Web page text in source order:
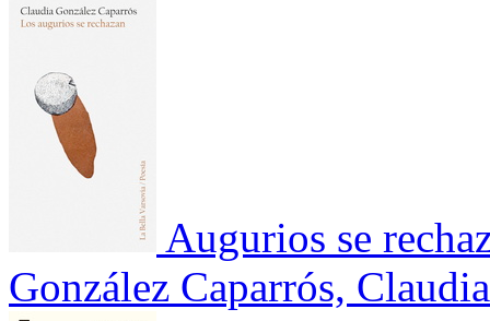
Augurios se
González Caparrós, Claudia